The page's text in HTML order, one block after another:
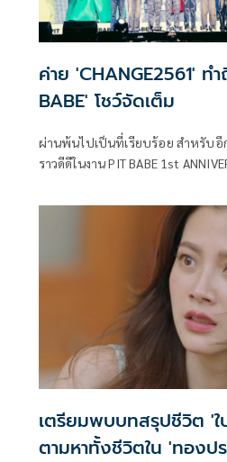
ค่าย 'CHANGE2561' ท
BABE' โชว์จัดเต็ม
ผ่านพ้นไปเป็นที่เรียบร้อย สำหรับอี
ราวดีดีในงาน PIT BABE 1st
THE SERIES ครบรอบ 1 ปี ของการ
เตรียมพบบทสรุปชีวิต '
ตามหาทั้งชีวิตใน 'ทองป